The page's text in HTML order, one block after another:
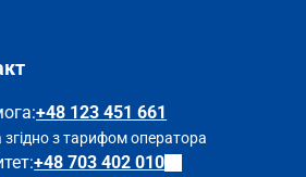
:+48 123 451 661
з тарифом оператора
+48 703 402 010